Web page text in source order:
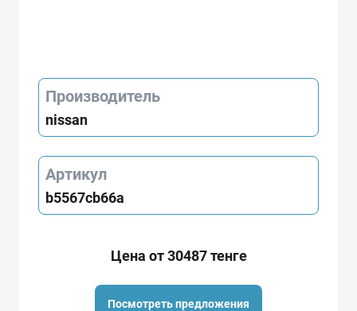
Производитель
nissan
Артикул
b5567cb66a
Цена от 30487 тенге
Посмотреть предложения